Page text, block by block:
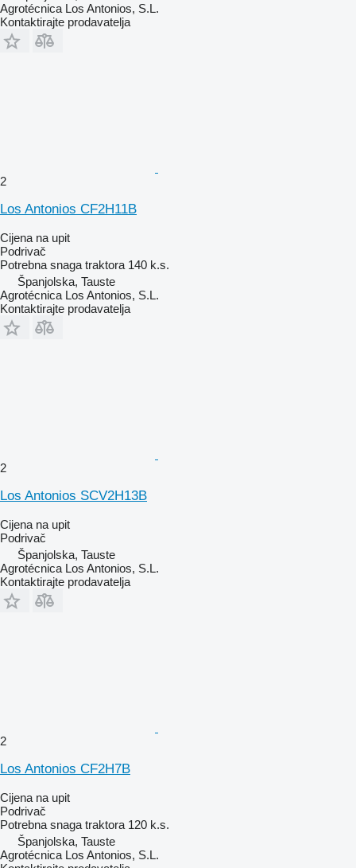
Agrotécnica Los Antonios, S.L.
Kontaktirajte prodavatelja
2
Los Antonios CF2H11B
Cijena na upit
Podrivač
Potrebna snaga traktora 140 k.s.
Španjolska, Tauste
Agrotécnica Los Antonios, S.L.
Kontaktirajte prodavatelja
2
Los Antonios SCV2H13B
Cijena na upit
Podrivač
Španjolska, Tauste
Agrotécnica Los Antonios, S.L.
Kontaktirajte prodavatelja
2
Los Antonios CF2H7B
Cijena na upit
Podrivač
Potrebna snaga traktora 120 k.s.
Španjolska, Tauste
Agrotécnica Los Antonios, S.L.